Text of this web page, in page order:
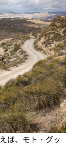
ば、モト・グッ